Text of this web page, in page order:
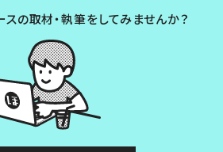
スの取材・執筆をしてみませんか？